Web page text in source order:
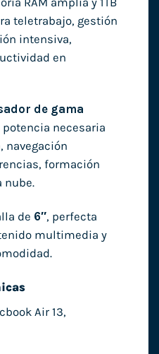
teletrabajo, gestión
intensiva,
en
de gama
potencia necesaria
navegación
formación
nube.
de 6″, perfecta
multimedia y
Air 13,